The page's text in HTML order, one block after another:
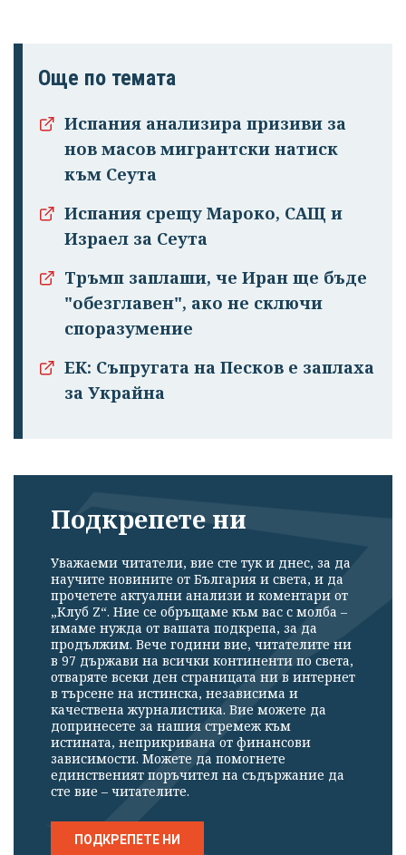
Още по темата
Испания анализира призиви за
нов масов мигрантски натиск
към Сеута
Испания срещу Мароко, САЩ и
Израел за Сеута
Тръмп заплаши, че Иран ще бъде
"обезглавен", ако не сключи
споразумение
ЕК: Съпругата на Песков е заплаха
за Украйна
Подкрепете ни
Уважаеми читатели, вие сте тук и днес, за да
научите новините от България и света, и да
прочетете актуални анализи и коментари от
„Клуб Z“. Ние се обръщаме към вас с молба –
имаме нужда от вашата подкрепа, за да
продължим. Вече години вие, читателите ни
в 97 държави на всички континенти по света,
отваряте всеки ден страницата ни в интернет
в търсене на истинска, независима и
качествена журналистика. Вие можете да
допринесете за нашия стремеж към
истината, неприкривана от финансови
зависимости. Можете да помогнете
единственият поръчител на съдържание да
сте вие – читателите.
ПОДКРЕПЕТЕ НИ